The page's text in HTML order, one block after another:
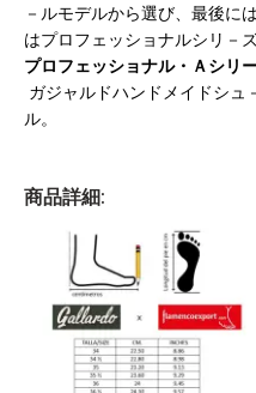
－ルモデルから選び、最後に
はプロフェッショナルシリ－
プロフェッショナル・Ａシリ
ガジャルドハンドメイドシュ
ル。
商品詳細: